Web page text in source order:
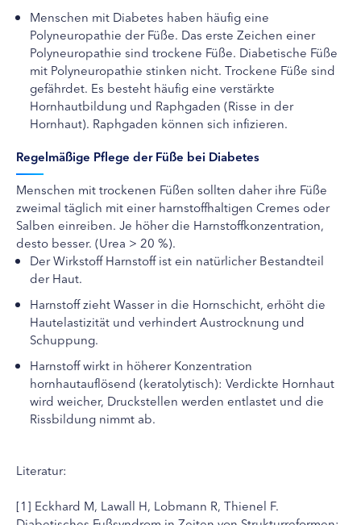
Menschen mit Diabetes haben häufig eine
Polyneuropathie der Füße. Das erste Zeichen einer
Polyneuropathie sind trockene Füße. Diabetische Füße
mit Polyneuropathie stinken nicht. Trockene Füße sind
gefährdet. Es besteht häufig eine verstärkte
Hornhautbildung und Raphgaden (Risse in der
Hornhaut). Raphgaden können sich infizieren.
Regelmäßige Pflege der Füße bei Diabetes
Menschen mit trockenen Füßen sollten daher ihre Füße
zweimal täglich mit einer harnstoffhaltigen Cremes oder
Salben einreiben. Je höher die Harnstoffkonzentration,
desto besser. (Urea > 20 %).
Der Wirkstoff Harnstoff ist ein natürlicher Bestandteil
der Haut.
Harnstoff zieht Wasser in die Hornschicht, erhöht die
Hautelastizität und verhindert Austrocknung und
Schuppung.
Harnstoff wirkt in höherer Konzentration
hornhautauflösend (keratolytisch): Verdickte Hornhaut
wird weicher, Druckstellen werden entlastet und die
Rissbildung nimmt ab.
Literatur:
[1] Eckhard M, Lawall H, Lobmann R, Thienel F.